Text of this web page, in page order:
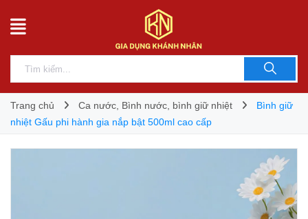
Trang chủ Ca nước, Bình nước, bình giữ nhiệt
Bình giữ
nhiệt Gấu phi hành gia nắp bật 500ml cao cấp